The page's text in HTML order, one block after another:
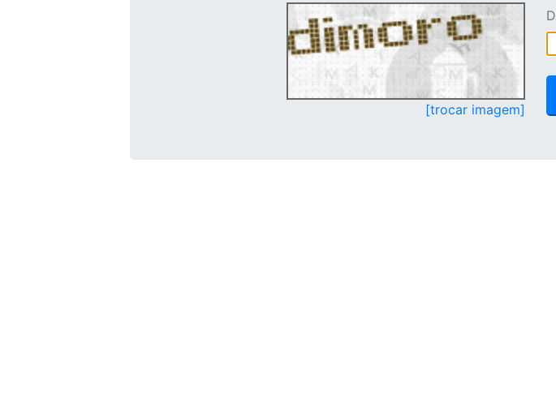
[trocar imagem]